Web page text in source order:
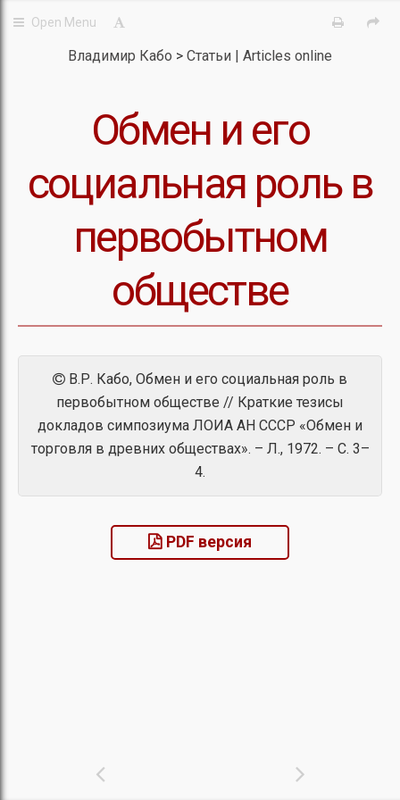
Владимир Кабо Статьи | Articles online
Обмен и его
социальная роль в
первобытном
обществе
В.Р. Кабо, Обмен и его социальная роль в
первобытном обществе // Краткие тезисы
докладов симпозиума ЛОИА АН СССР «Обмен и
торговля в древних обществах». – Л., 1972. – С. 3–
4.
PDF версия